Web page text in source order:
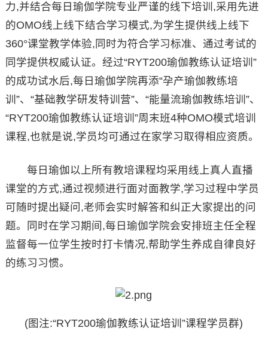
力,并结合每日瑜伽学院专业严谨的线下培训,采用先进
的OMO线上线下结合学习模式,为学生提供线上线下
360°课堂教学体验,同时为符合学习标准、通过考试的
同学提供权威认证。经过“RYT200瑜伽教练认证培训”
的成功试水后,每日瑜伽学院再添“孕产瑜伽教练培
训”、“基础教学研发特训营”、“能量流瑜伽教练培训”、
“RYT200瑜伽教练认证培训”周末班4种OMO模式培训
课程,也就是说,学员均可通过在家学习取得相应资质。
每日瑜伽以上所有教培课程均采用线上真人直播
课堂的方式,通过视频进行面对面教学,学习过程中学员
可随时提出疑问,老师会实时解答和纠正大家提出的问
题。同时在学习期间,每日瑜伽学院会安排班主任全程
监督每一位学生按时打卡情况,帮助学生养成自律良好
的练习习惯。
(图注:“RYT200瑜伽教练认证培训”课程学员群)